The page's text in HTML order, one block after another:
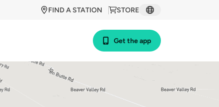
STORE
FIND A STATION
Get the app